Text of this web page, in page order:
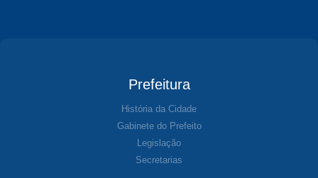
Prefeitura
História da Cidade
Gabinete do Prefeito
Legislação
Secretarias